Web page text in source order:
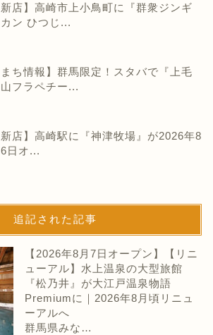
新店】高崎市上小鳥町に『群衆ジンギ
ン ひつじ...
まち情報】群馬限定！スタバで『上毛
フラペチー...
新店】高崎駅に『神津牧場』が2026年8
6日オ...
追記された記事
【2026年8月7日オープン】【リニ
ューアル】水上温泉の大型旅館
『松乃井』が大江戸温泉物語
Premiumに｜2026年8月頃リニュ
ーアルへ
群馬県みな…